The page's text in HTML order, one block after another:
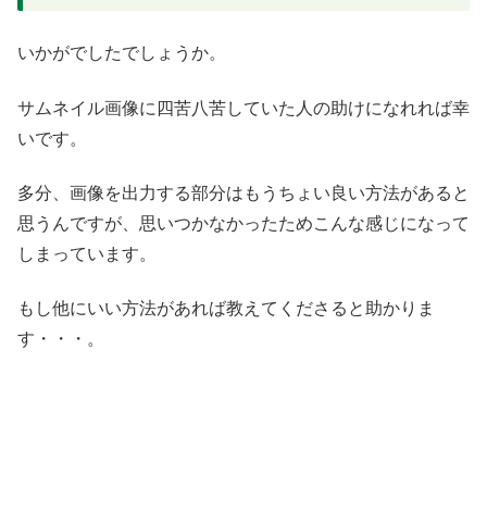
いかがでしたでしょうか。
サムネイル画像に四苦八苦していた人の助けになれれば幸
いです。
多分、画像を出力する部分はもうちょい良い方法があると
思うんですが、思いつかなかったためこんな感じになって
しまっています。
もし他にいい方法があれば教えてくださると助かりま
す・・・。